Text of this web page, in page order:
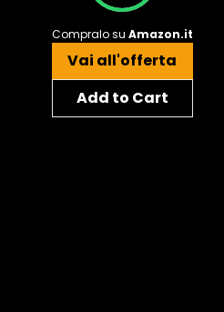
Compralo su Amazon.it
Vai all'offerta
Add to Cart